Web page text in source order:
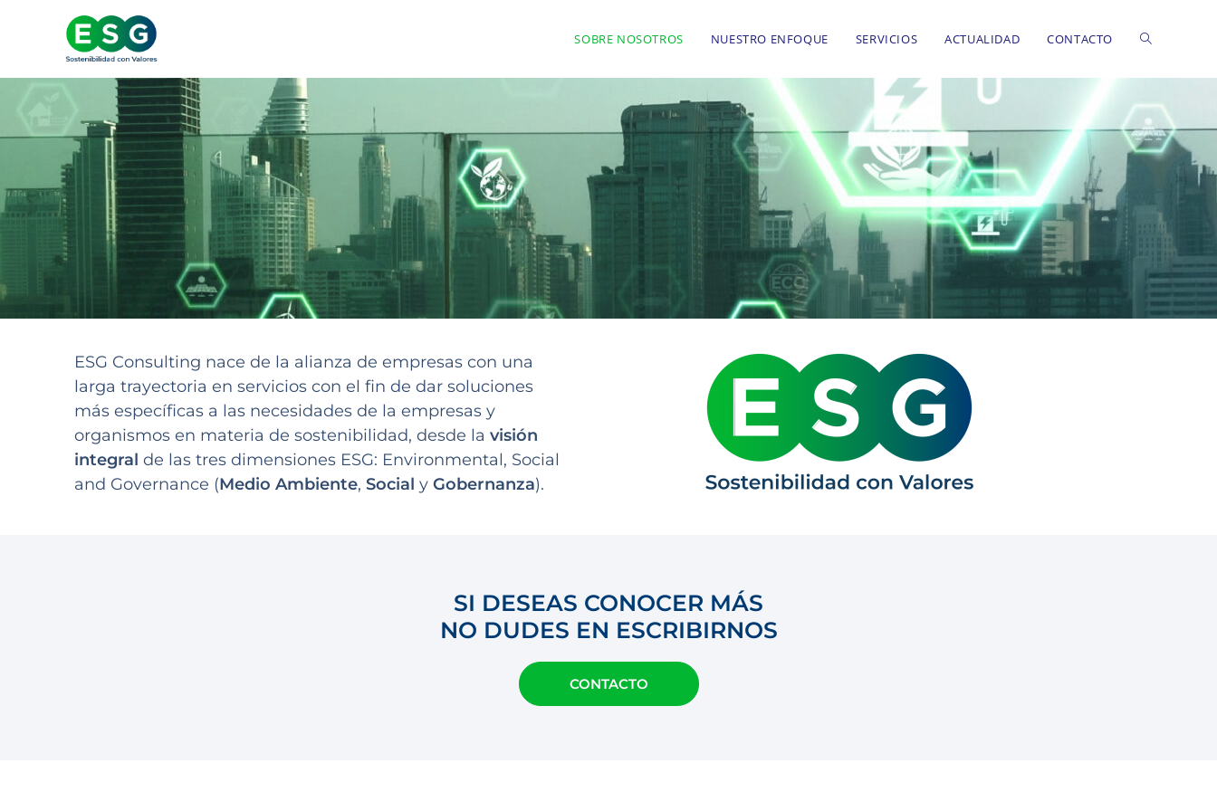
SOBRE NOSOTROS NUESTRO ENFOQUE SERVICIOS ACTUALIDAD CONTACTO
ESG Consulting nace de la alianza de empresas con una
larga trayectoria en servicios con el fin de dar soluciones
más específicas a las necesidades de la empresas y
organismos en materia de sostenibilidad, desde la visión
integral de las tres dimensiones ESG: Environmental, Social
and Governance (Medio Ambiente, Social y Gobernanza).
SI DESEAS CONOCER MÁS
NO DUDES EN ESCRIBIRNOS
CONTACTO